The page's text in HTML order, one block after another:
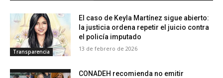
Transparencia
El caso de Keyla Martínez sigue abierto:
la justicia ordena repetir el juicio contra
el policía imputado
13 de febrero de 2026
CONADEH recomienda no emitir